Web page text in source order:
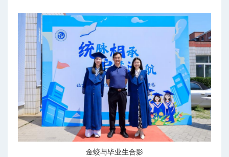
金蛟与毕业生合影